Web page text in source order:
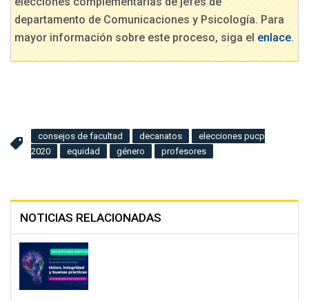
departamento de Comunicaciones y Psicología. Para
mayor información sobre este proceso, siga elenlace.
consejos de facultad decanatos
elecciones pucp
2020
equidad género profesores
NOTICIAS RELACIONADAS